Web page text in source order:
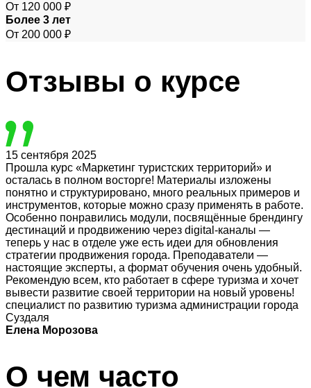
От 120 000 ₽
Более 3 лет
От 200 000 ₽
Отзывы о курсе
15 сентября 2025
Прошла курс «Маркетинг туристских территорий» и
осталась в полном восторге! Материалы изложены
понятно и структурировано, много реальных примеров и
инструментов, которые можно сразу применять в работе.
Особенно понравились модули, посвящённые брендингу
дестинаций и продвижению через digital-каналы —
теперь у нас в отделе уже есть идеи для обновления
стратегии продвижения города. Преподаватели —
настоящие эксперты, а формат обучения очень удобный.
Рекомендую всем, кто работает в сфере туризма и хочет
вывести развитие своей территории на новый уровень!
специалист по развитию туризма администрации города
Суздаля
Елена Морозова
О чем часто